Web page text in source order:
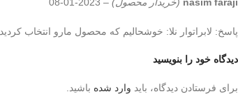
پاسخ: لابراتوار نلا: خوشحالیم که محصول مارو انتخاب کردید.
دیدگاه خود را بنویسید
برای فرستادن دیدگاه، باید وارد شده باشید.